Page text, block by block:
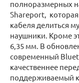
полноразмерных
Shareport,
кабеля делиться
наушники. Кроме
6,35 мм. В
современный
качественнее
поддерживаемый